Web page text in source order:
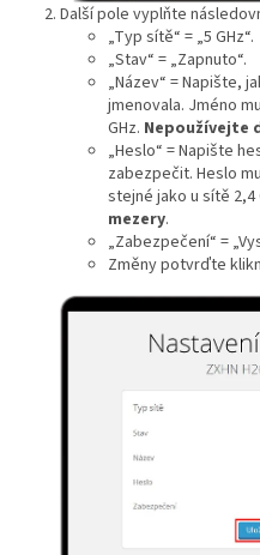
Další pole vyplňte
„Typ sítě“ = „5 GHz“.
„Stav“ = „Zapnuto“.
„Název“ = Napište,
jmenovala. Jméno
GHz. Nepoužívejte
„Heslo“ = Napište
zabezpečit. Heslo
stejné jako u sítě 2,4
mezery.
„Zabezpečení“ =
Změny potvrďte